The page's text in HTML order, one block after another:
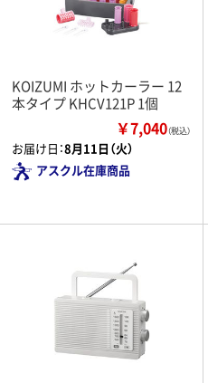
KOIZUMI ホットカーラー 12
本タイプ KHCV121P 1個
￥7,040（税込）
お届け日：8月11日（火）
アスクル在庫商品